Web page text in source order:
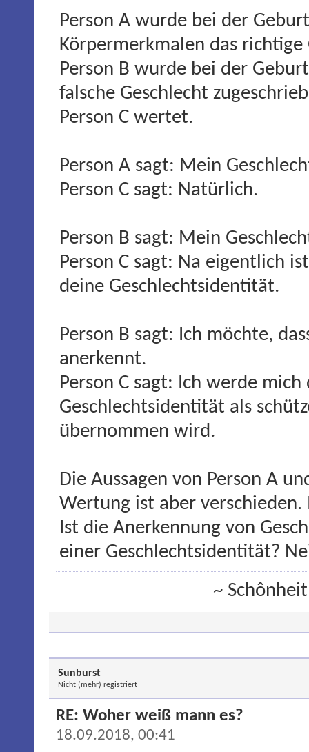
Person A wurde bei der
Körpermerkmalen das richtige
Person B wurde bei der
falsche Geschlecht
Person C wertet.
Person A sagt: Mein
Person C sagt: Natürlich.
Person B sagt: Mein
Person C sagt: Na eigentlich
deine Geschlechtsidentität.
Person B sagt: Ich möchte,
anerkennt.
Person C sagt: Ich werde
Geschlechtsidentität als
übernommen wird.
Die Aussagen von Person A
Wertung ist aber
Ist die Anerkennung von
einer Geschlechtsidentität?
~
Sunburst
Nicht (mehr) registriert
RE: Woher weiß mann es?
18.09.2018, 00:41